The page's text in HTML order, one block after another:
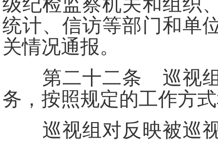
统计、信访等部门和单
关情况通报。
第二十二条 巡视组
务，按照规定的工作方
巡视组对反映被巡视